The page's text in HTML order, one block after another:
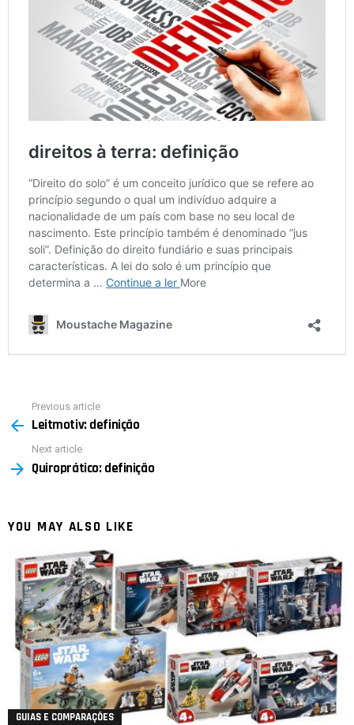
more
Previous article
Leitmotiv: definição
Next article
Quiroprático: definição
YOU MAY ALSO LIKE
GUIAS E COMPARAÇÕES